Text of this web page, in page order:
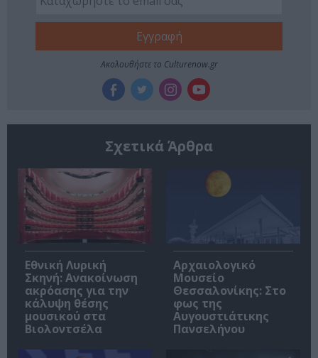
Ακολουθήστε το Culturenow.gr
Σχετικά Άρθρα
Εθνική Λυρική
Σκηνή: Ανακοίνωση
ακρόασης για την
κάλυψη θέσης
μουσικού στα
Βιολοντσέλα
Αρχαιολογικό
Μουσείο
Θεσσαλονίκης: Στο
φως της
Αυγουστιάτικης
Πανσελήνου